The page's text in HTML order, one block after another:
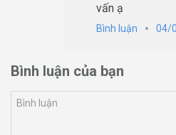
vấn ạ
Bình luận 04/
Bình luận của bạn